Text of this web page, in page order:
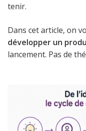
tenir.
Dans cet article, on
développer un
lancement. Pas de